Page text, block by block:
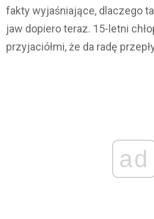
fakty wyjaśniające, dlaczego
jaw dopiero teraz. 15-letni
przyjaciółmi, że da radę
ad